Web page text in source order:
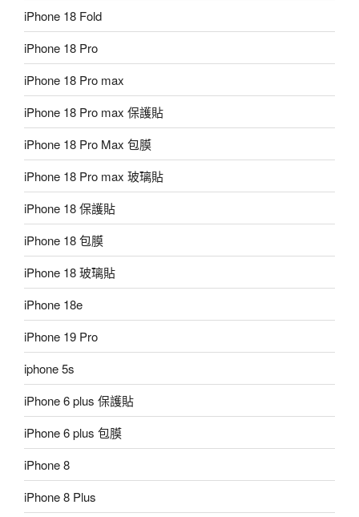
iPhone 18 Fold
iPhone 18 Pro
iPhone 18 Pro max
iPhone 18 Pro max 保護貼
iPhone 18 Pro Max 包膜
iPhone 18 Pro max 玻璃貼
iPhone 18 保護貼
iPhone 18 包膜
iPhone 18 玻璃貼
iPhone 18e
iPhone 19 Pro
iphone 5s
iPhone 6 plus 保護貼
iPhone 6 plus 包膜
iPhone 8
iPhone 8 Plus